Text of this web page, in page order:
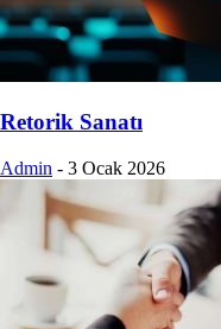
Retorik Sanatı
Admin - 3 Ocak 2026